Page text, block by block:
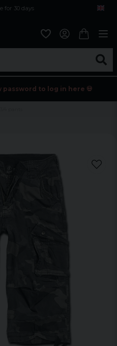
for 30 days
password to log in here 💀